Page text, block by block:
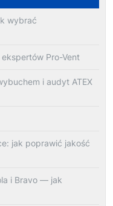
wybrać
Pro-Vent
i audyt ATEX
jak poprawić jakość
i Bravo — jak